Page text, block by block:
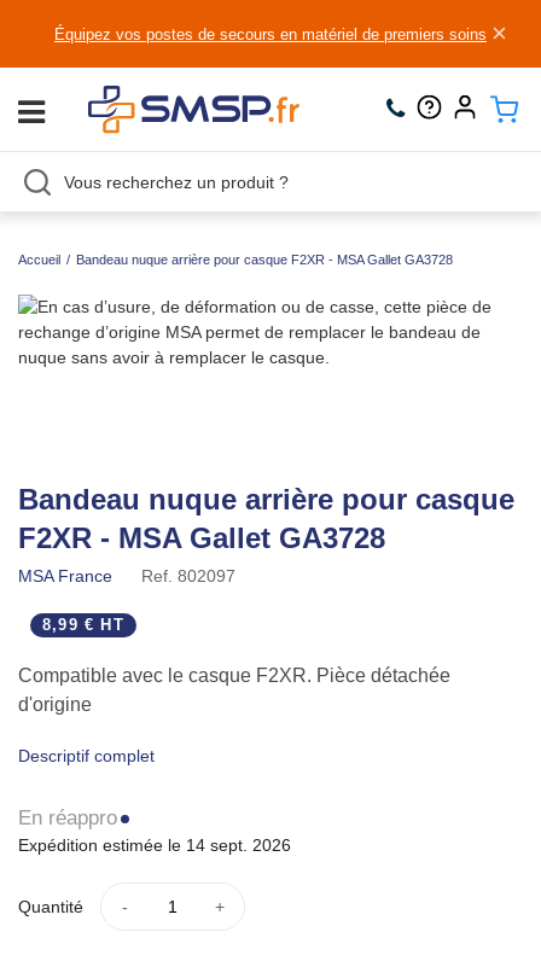
Équipez vos postes de secours en matériel de premiers soins ×
Accueil / Bandeau nuque arrière pour casque F2XR - MSA Gallet GA3728
Bandeau nuque arrière pour casque
F2XR - MSA Gallet GA3728
MSA France Ref. 802097
8,99 € HT
Compatible avec le casque F2XR. Pièce détachée
d'origine
Descriptif complet
En réappro
Expédition estimée le 14 sept. 2026
Quantité